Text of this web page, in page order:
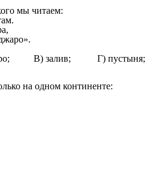
мы читаем:
В) залив; Г) пустыня;
на одном континенте: